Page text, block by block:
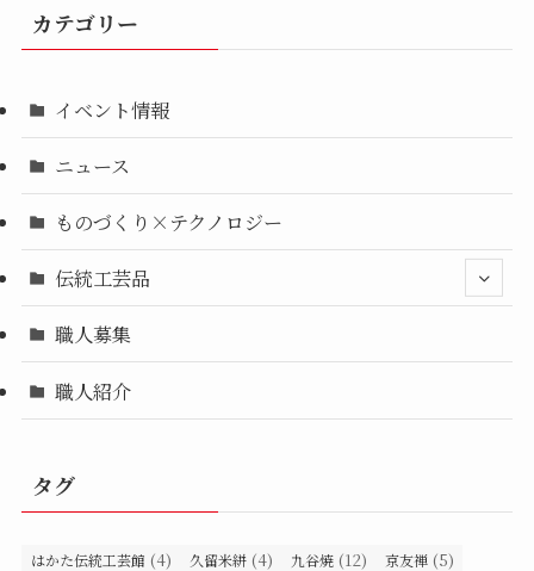
カテゴリー
イベント情報
ニュース
ものづくり×テクノロジー
伝統工芸品
職人募集
職人紹介
タグ
はかた伝統工芸館 (4) 久留米絣 (4) 九谷焼 (12) 京友禅 (5)